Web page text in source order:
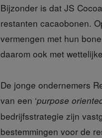
Bijzonder is dat JS
restanten cacaobonen.
vermengen met hun
daarom ook met
De jonge ondernemers
van een ‘purpose
bedrijfsstrategie zijn
bestemmingen voor de